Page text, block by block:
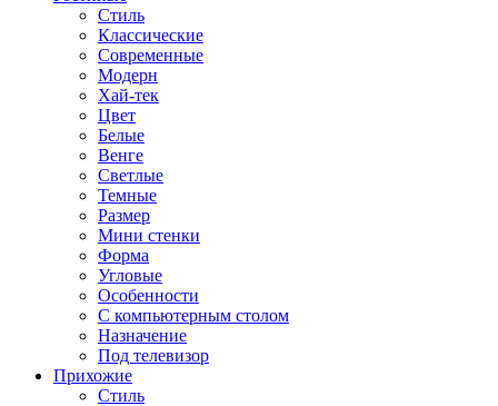
Стиль
Классические
Современные
Модерн
Хай-тек
Цвет
Белые
Венге
Светлые
Темные
Размер
Мини стенки
Форма
Угловые
Особенности
С компьютерным столом
Назначение
Под телевизор
Прихожие
Стиль